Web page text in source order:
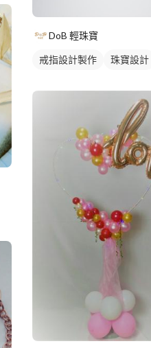
DoB 輕珠寶
戒指設計製作 珠寶設計